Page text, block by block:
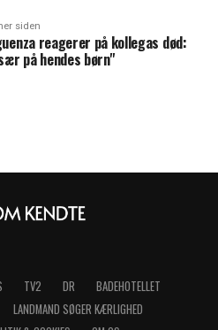
siden
reagerer på kollegas død:
på hendes børn"
TV2 DR
BADEHOTELLET
LANDMAND SØGER KÆRLIGHED